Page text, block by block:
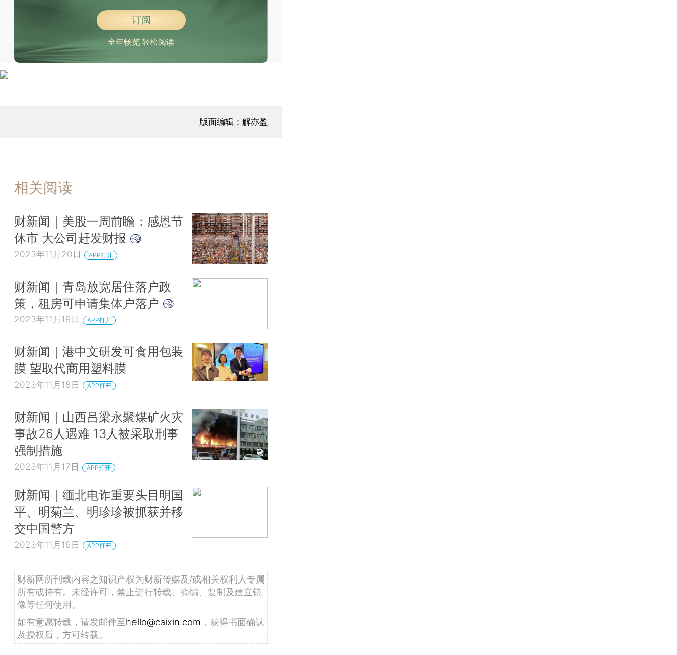
订阅
全年畅览 轻松阅读
版面编辑：解亦盈
相关阅读
财新闻｜美股一周前瞻：感恩节
休市 大公司赶发财报
2023年11月20日 APP打开
财新闻｜青岛放宽居住落户政
策，租房可申请集体户落户
2023年11月19日 APP打开
财新闻｜港中文研发可食用包装
膜 望取代商用塑料膜
2023年11月18日 APP打开
财新闻｜山西吕梁永聚煤矿火灾
事故26人遇难 13人被采取刑事
强制措施
2023年11月17日 APP打开
财新闻｜缅北电诈重要头目明国
平、明菊兰、明珍珍被抓获并移
交中国警方
2023年11月16日 APP打开
财新网所刊载内容之知识产权为财新传媒及/或相关权利人专属
所有或持有。未经许可，禁止进行转载、摘编、复制及建立镜
像等任何使用。
如有意愿转载，请发邮件至hello@caixin.com ，获得书面确认
及授权后，方可转载。